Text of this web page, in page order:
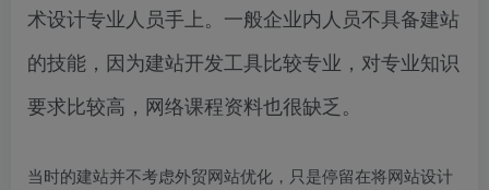
术设计专业人员手上。一般企业内人员不具备建站
的技能，因为建站开发工具比较专业，对专业知识
要求比较高，网络课程资料也很缺乏。
当时的建站并不考虑外贸网站优化，只是停留在将网站设计